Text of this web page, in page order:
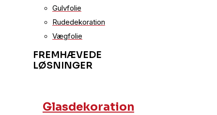
Gulvfolie
Rudedekoration
Vægfolie
FREMHÆVEDE
LØSNINGER
Glasdekoration